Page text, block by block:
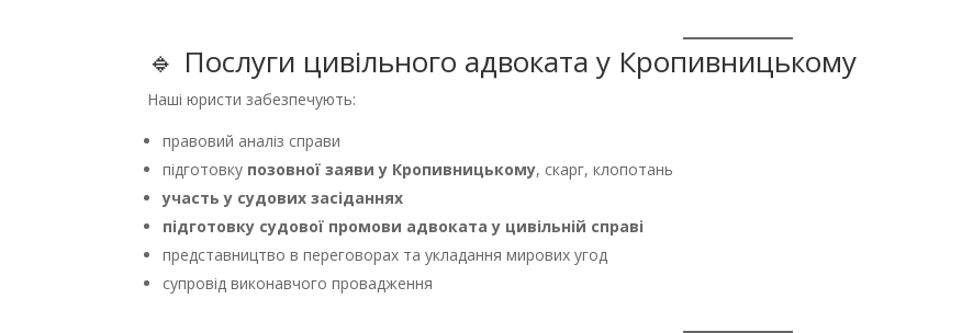
🔹 Послуги цивільного адвоката у Кропивницькому
Наші юристи забезпечують:
правовий аналіз справи
підготовку позовної заяви у Кропивницькому, скарг, клопотань
участь у судових засіданнях
підготовку судової промови адвоката у цивільній справі
представництво в переговорах та укладання мирових угод
супровід виконавчого провадження